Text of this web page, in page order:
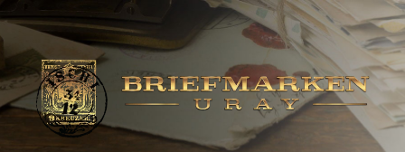
Zum
Inhalt
springen
Gehe zu ...